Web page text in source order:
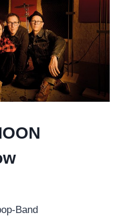
Band